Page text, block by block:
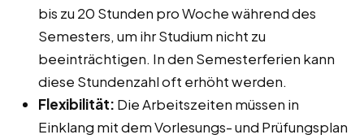
bis zu 20 Stunden pro Woche während des
Semesters, um ihr Studium nicht zu
beeinträchtigen. In den Semesterferien kann
diese Stundenzahl oft erhöht werden.
Flexibilität: Die Arbeitszeiten müssen in
Einklang mit dem Vorlesungs- und Prüfungsplan